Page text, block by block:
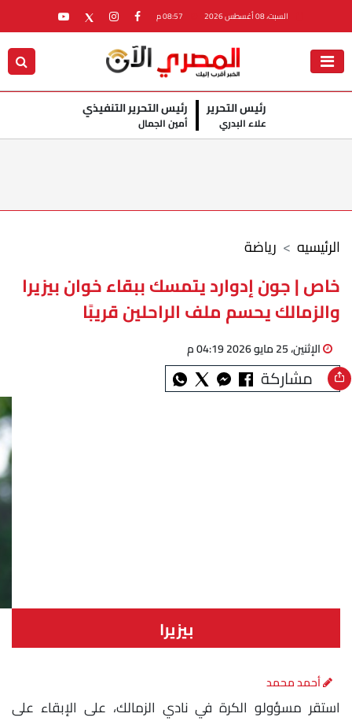
السبت، 08 أغسطس 2026
رئيس التحرير
علاء البدري
رئيس التحرير التنفيذي
أمين الجمال
رياضة الرئيسيه
خاص | جون إدوارد يتمسك ببقاء خوان بيزيرا
والزمالك يحسم ملف الراحلين قريبًا
الإثنين، 25 مايو 2026 04:19 م
مشاركة
بيزيرا
أحمد محمد
استقر مسؤولو الكرة في نادي الزمالك، على الإبقاء على